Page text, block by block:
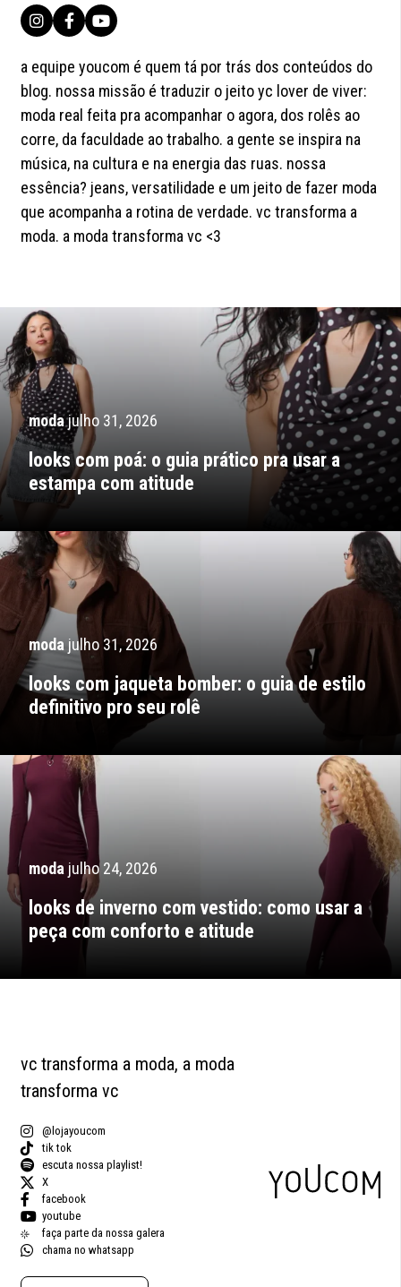
a equipe youcom é quem tá por trás dos conteúdos do
blog. nossa missão é traduzir o jeito yc lover de viver:
moda real feita pra acompanhar o agora, dos rolês ao
corre, da faculdade ao trabalho. a gente se inspira na
música, na cultura e na energia das ruas. nossa
essência? jeans, versatilidade e um jeito de fazer moda
que acompanha a rotina de verdade. vc transforma a
moda. a moda transforma vc <3
modajulho 31, 2026
looks com poá: o guia prático pra usar a
estampa com atitude
moda julho 31, 2026
looks com jaqueta bomber: o guia de estilo
definitivo pro seu rolê
moda julho 24, 2026
looks de inverno com vestido: como usar a
peça com conforto e atitude
vc transforma a moda, a moda
transforma vc
@lojayoucom
tik tok
escuta nossa playlist!
X
facebook
youtube
faça parte da nossa galera
chama no whatsapp